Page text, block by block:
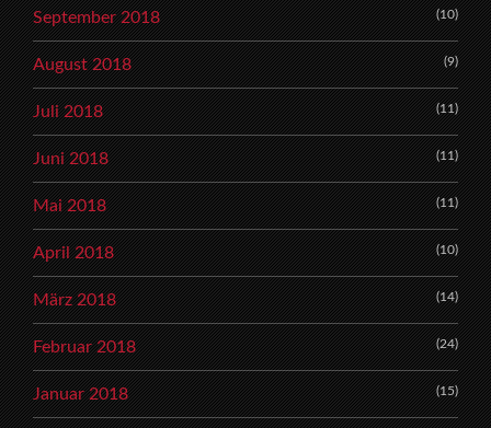
September 2018 (10)
August 2018 (9)
Juli 2018 (11)
Juni 2018 (11)
Mai 2018 (11)
April 2018 (10)
März 2018 (14)
Februar 2018 (24)
Januar 2018 (15)